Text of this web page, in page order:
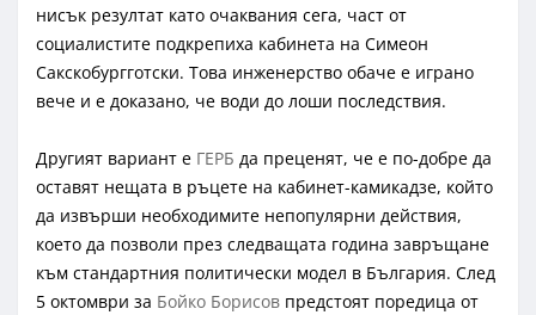
нисък резултат като очаквания сега, част от
социалистите подкрепиха кабинета на Симеон
Сакскобургготски. Това инженерство обаче е играно
вече и е доказано, че води до лоши последствия.
Другият вариант е ГЕРБ да преценят, че е по-добре да
оставят нещата в ръцете на кабинет-камикадзе, който
да извърши необходимите непопулярни действия,
което да позволи през следващата година завръщане
към стандартния политически модел в България. След
5 октомври за Бойко Борисов предстоят поредица от